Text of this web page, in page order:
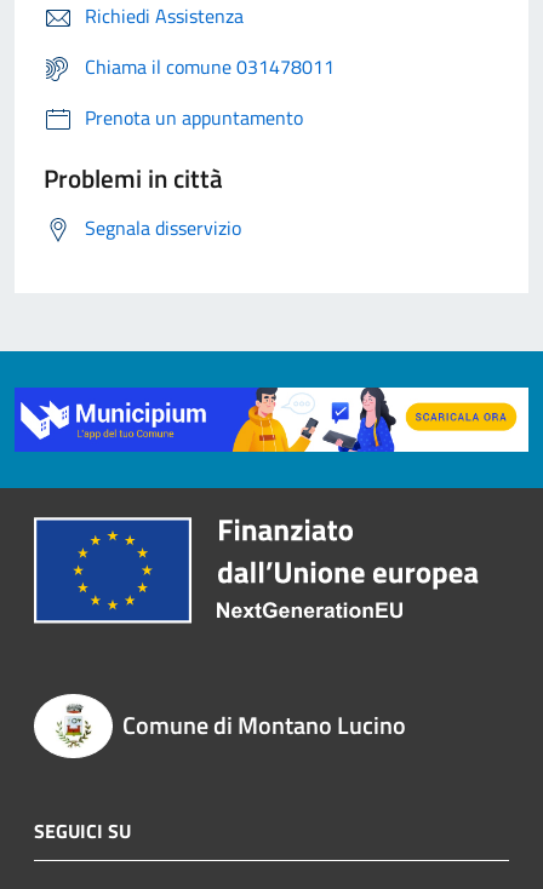
Richiedi Assistenza
Chiama il comune 031478011
Prenota un appuntamento
Problemi in città
Segnala disservizio
Comune di Montano Lucino
SEGUICI SU